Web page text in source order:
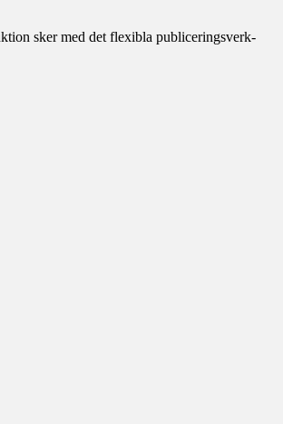
sker med det flexibla publiceringsverk-